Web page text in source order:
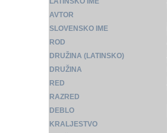
AVTOR
SLOVENSKO IME
ROD
DRUŽINA (LATINSKO)
DRUŽINA
RED
RAZRED
DEBLO
KRALJESTVO